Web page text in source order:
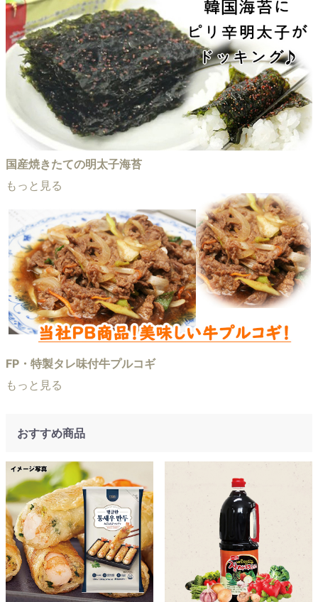
国産焼きたての明太子海苔
もっと見る
FP・特製タレ味付牛プルコギ
もっと見る
おすすめ商品